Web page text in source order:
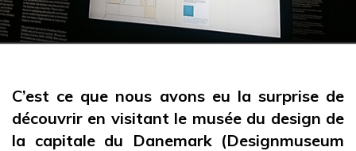
C’est ce que nous avons eu la surprise de
découvrir en visitant le musée du design de
la capitale du Danemark (Designmuseum